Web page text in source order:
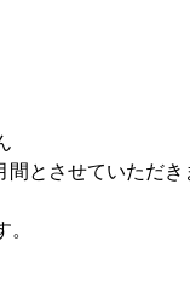
とさせていただき